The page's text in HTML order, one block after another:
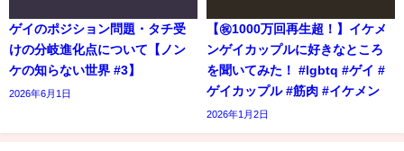
ゲイのポジション問題・タチ受
けの分岐進化点について【ノン
ケの知らない世界 #3】
2026年6月1日
【㊗️1000万回再生超！】イケメ
ンゲイカップルに好きなところ
を聞いてみた！ #lgbtq #ゲイ #
ゲイカップル #筋肉 #イケメン
2026年1月2日